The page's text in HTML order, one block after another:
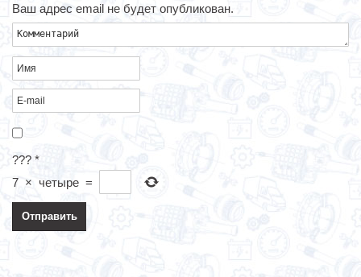
Ваш адрес email не будет опубликован.
??? *
7 × четыре =